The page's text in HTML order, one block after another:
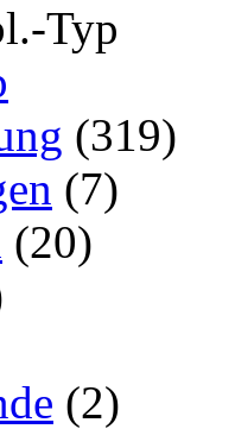
Typ
(319)
(7)
(20)
(2)